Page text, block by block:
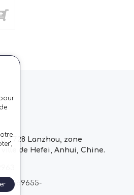
° 728 Lanzhou, zone
de Hefei, Anhui, Chine.